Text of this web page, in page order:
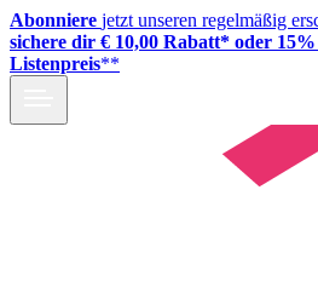
Abonniere jetzt unseren regelmäßig
sichere dir € 10,00 Rabatt* oder
Listenpreis**